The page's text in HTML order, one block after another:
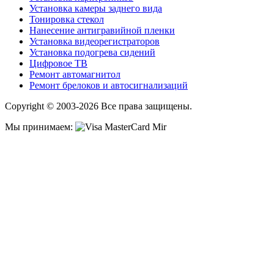
Установка камеры заднего вида
Тонировка стекол
Нанесение антигравийной пленки
Установка видеорегистраторов
Установка подогрева сидений
Цифровое ТВ
Ремонт автомагнитол
Ремонт брелоков и автосигнализаций
Copyright © 2003-2026 Все права защищены.
Мы принимаем: